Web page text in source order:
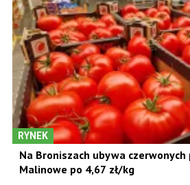
RYNEK
Na Broniszach ubywa czerwonych
Malinowe po 4,67 zł/kg